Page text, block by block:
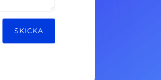
SKICKA